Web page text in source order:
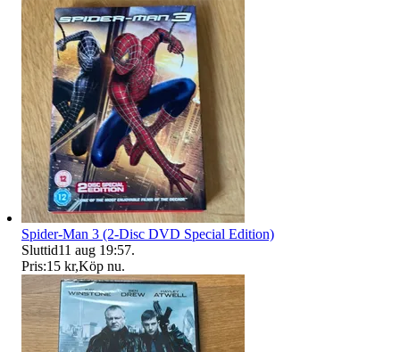
Spider-Man 3 (2-Disc DVD Special Edition)
Sluttid11 aug 19:57.
Pris:15 kr,Köp nu.